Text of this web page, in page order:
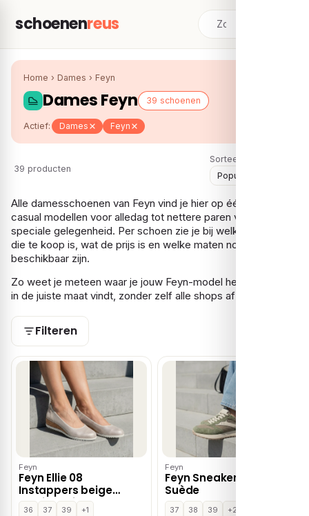
schoenenreus
Home › Dames › Feyn
Dames Feyn 39 schoenen
Actief: Dames Feyn
39 producten
Sorteer:
Alle damesschoenen van Feyn vind je hier op één plek, van
casual modellen voor alledag tot nettere paren voor een
speciale gelegenheid. Per schoen zie je bij welke webshops
die te koop is, wat de prijs is en welke maten nog
beschikbaar zijn.
Zo weet je meteen waar je jouw Feyn-model het voordeligst
in de juiste maat vindt, zonder zelf alle shops af te zoeken.
Filteren
Feyn
Feyn Ellie 08
Instappers beige
Textiel – Zilver
36 37 39
+1
Feyn
Feyn Sneakers groen
Suède
37 38 39
+2